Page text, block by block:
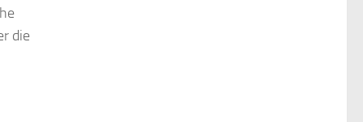
die